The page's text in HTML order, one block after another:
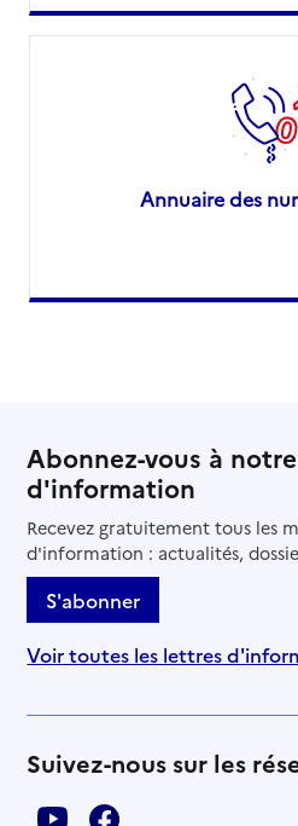
Annuaire des
Abonnez-vous à
d'information
Recevez gratuitement tous les
d'information : actualités,
S'abonner
Voir toutes les lettres
Suivez-nous sur les